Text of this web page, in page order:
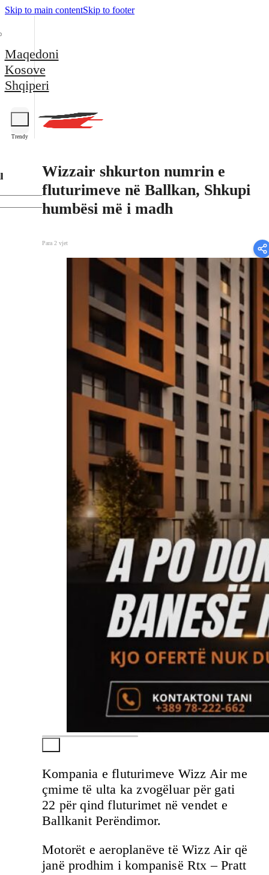
Skip to main contentSkip to footer
Maqedoni
Kosove
Shqiperi
Trendy
Wizzair shkurton numrin e
fluturimeve në Ballkan, Shkupi
humbësi më i madh
Para 2 vjet
Kompania e fluturimeve Wizz Air me
çmime të ulta ka zvogëluar për gati
22 për qind fluturimet në vendet e
Ballkanit Perëndimor.
Motorët e aeroplanëve të Wizz Air që
janë prodhim i kompanisë Rtx – Pratt